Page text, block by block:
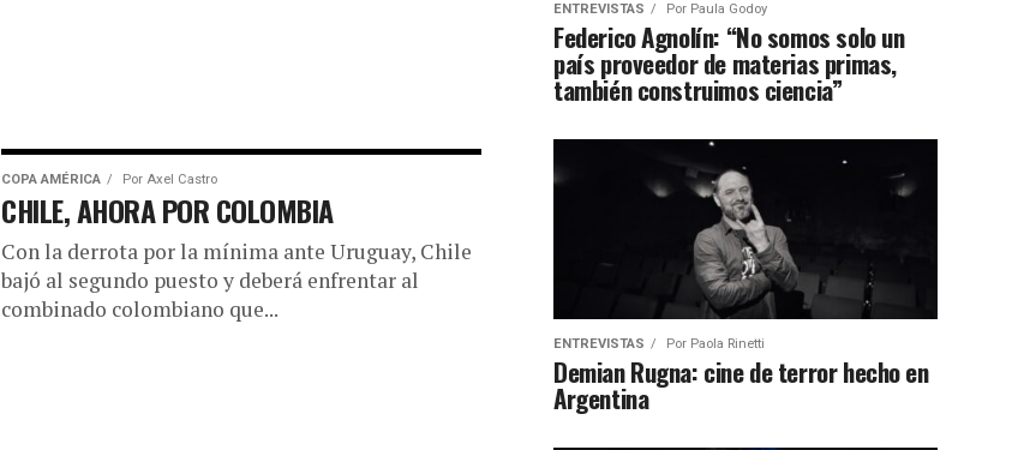
COPA AMÉRICA Por Axel Castro
CHILE, AHORA POR COLOMBIA
Con la derrota por la mínima ante Uruguay, Chile
bajó al segundo puesto y deberá enfrentar al
combinado colombiano que...
ENTREVISTAS Por Paula Godoy
Federico Agnolín: “No somos solo un
país proveedor de materias primas,
también construimos ciencia”
ENTREVISTAS Por Paola Rinetti
Demian Rugna: cine de terror hecho en
Argentina